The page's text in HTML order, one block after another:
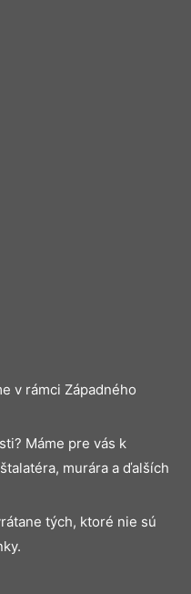
v rámci Západného
Máme pre vás k
murára a ďalších
tých, ktoré nie sú